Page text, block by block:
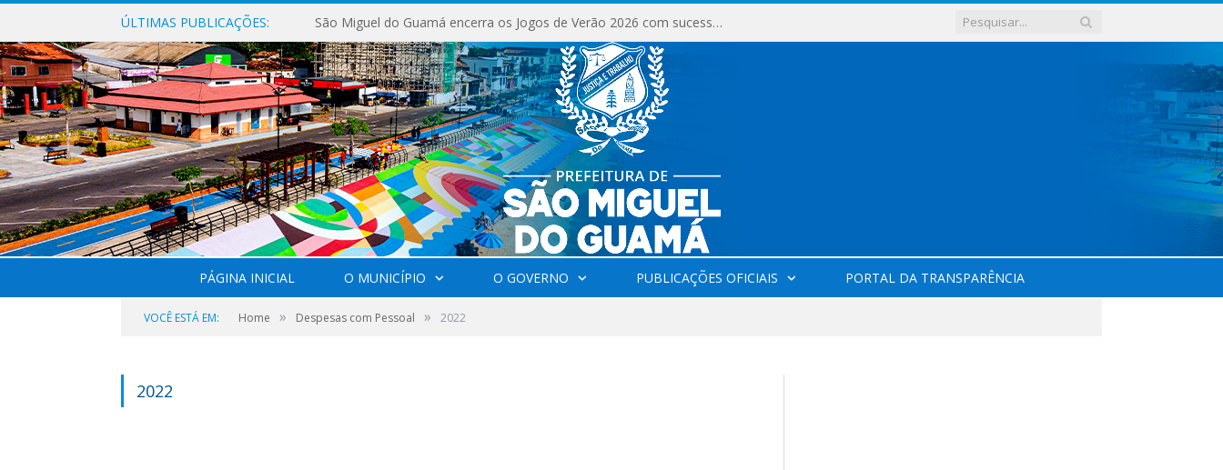
ÚLTIMAS PUBLICAÇÕES: São Miguel do Guamá encerra os Jogos de Verão 2026 com sucesso de público e competições.
PÁGINA INICIAL O MUNICÍPIO O GOVERNO PUBLICAÇÕES OFICIAIS PORTAL DA TRANSPARÊNCIA
VOCÊ ESTÁ EM: Home » Despesas com Pessoal » 2022
2022